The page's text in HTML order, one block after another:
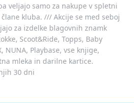
veljajo samo za nakupe v spletni
kluba. /// Akcije se med seboj
za izdelke blagovnih znamk
Scoot&Ride, Topps, Baby
NUNA, Playbase, vse knjige,
mleka in darilne kartice.
30 dni